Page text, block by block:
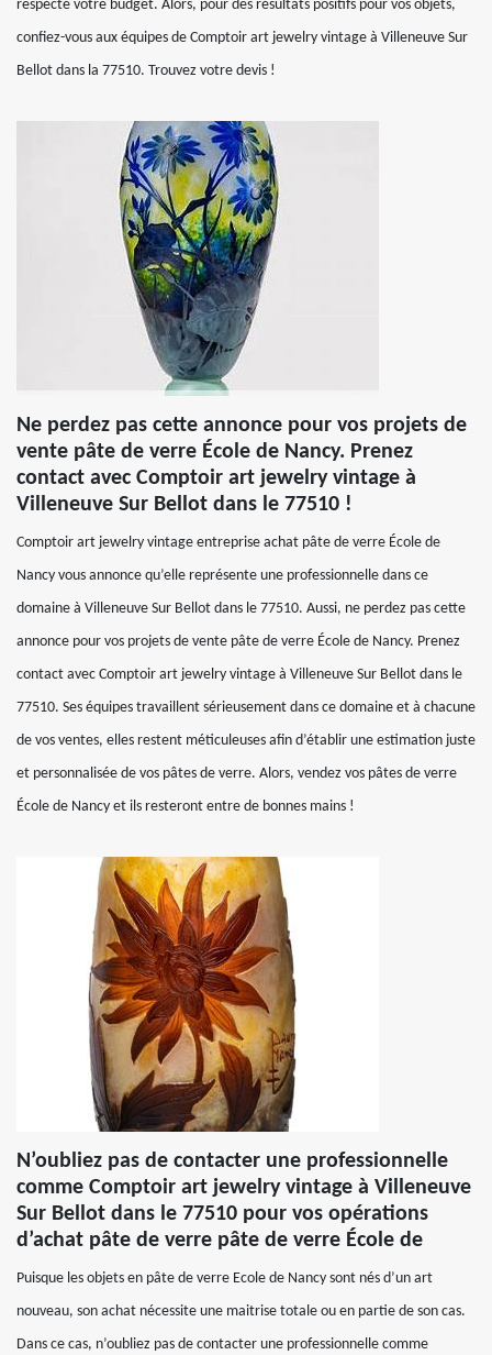
respecte votre budget. Alors, pour des résultats positifs pour vos objets,
confiez-vous aux équipes de Comptoir art jewelry vintage à Villeneuve Sur
Bellot dans la 77510. Trouvez votre devis !
Ne perdez pas cette annonce pour vos projets de
vente pâte de verre École de Nancy. Prenez
contact avec Comptoir art jewelry vintage à
Villeneuve Sur Bellot dans le 77510 !
Comptoir art jewelry vintage entreprise achat pâte de verre École de
Nancy vous annonce qu’elle représente une professionnelle dans ce
domaine à Villeneuve Sur Bellot dans le 77510. Aussi, ne perdez pas cette
annonce pour vos projets de vente pâte de verre École de Nancy. Prenez
contact avec Comptoir art jewelry vintage à Villeneuve Sur Bellot dans le
77510. Ses équipes travaillent sérieusement dans ce domaine et à chacune
de vos ventes, elles restent méticuleuses afin d’établir une estimation juste
et personnalisée de vos pâtes de verre. Alors, vendez vos pâtes de verre
École de Nancy et ils resteront entre de bonnes mains !
N’oubliez pas de contacter une professionnelle
comme Comptoir art jewelry vintage à Villeneuve
Sur Bellot dans le 77510 pour vos opérations
d’achat pâte de verre pâte de verre École de
Puisque les objets en pâte de verre Ecole de Nancy sont nés d’un art
nouveau, son achat nécessite une maitrise totale ou en partie de son cas.
Dans ce cas, n’oubliez pas de contacter une professionnelle comme